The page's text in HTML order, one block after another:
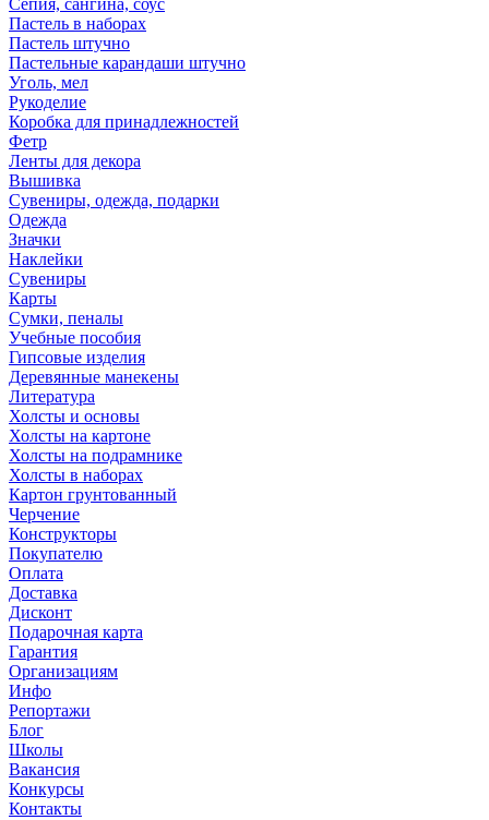
Сепия, сангина, соус
Пастель в наборах
Пастель штучно
Пастельные карандаши штучно
Уголь, мел
Рукоделие
Коробка для принадлежностей
Фетр
Ленты для декора
Вышивка
Сувениры, одежда, подарки
Одежда
Значки
Наклейки
Сувениры
Карты
Сумки, пеналы
Учебные пособия
Гипсовые изделия
Деревянные манекены
Литература
Холсты и основы
Холсты на картоне
Холсты на подрамнике
Холсты в наборах
Картон грунтованный
Черчение
Конструкторы
Покупателю
Оплата
Доставка
Дисконт
Подарочная карта
Гарантия
Организациям
Инфо
Репортажи
Блог
Школы
Вакансия
Конкурсы
Контакты